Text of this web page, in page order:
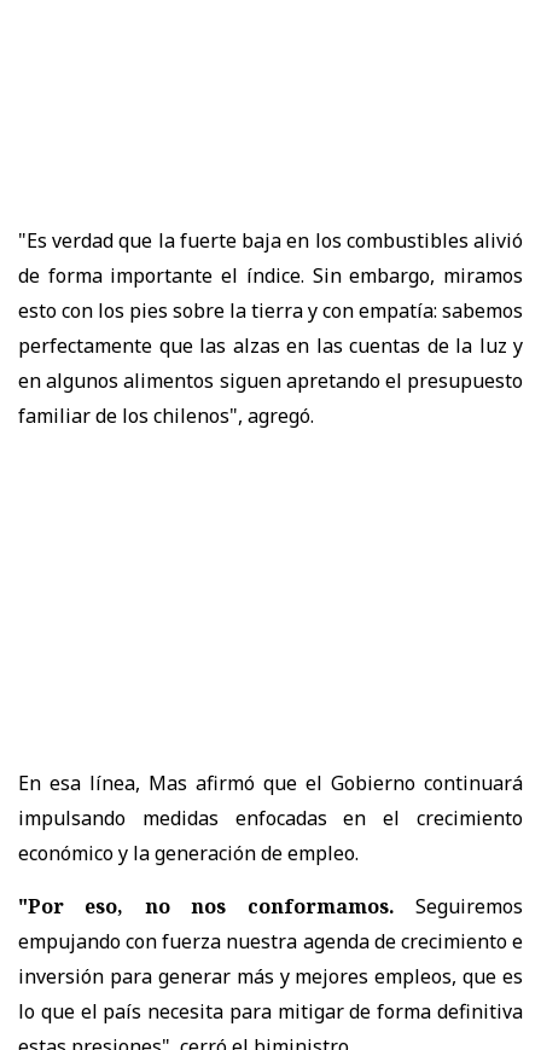
"Es verdad que la fuerte baja en los combustibles alivió
de forma importante el índice. Sin embargo, miramos
esto con los pies sobre la tierra y con empatía: sabemos
perfectamente que las alzas en las cuentas de la luz y
en algunos alimentos siguen apretando el presupuesto
familiar de los chilenos", agregó.
En esa línea, Mas afirmó que el Gobierno continuará
impulsando medidas enfocadas en el crecimiento
económico y la generación de empleo.
"Por eso, no nos conformamos. Seguiremos
empujando con fuerza nuestra agenda de crecimiento e
inversión para generar más y mejores empleos, que es
lo que el país necesita para mitigar de forma definitiva